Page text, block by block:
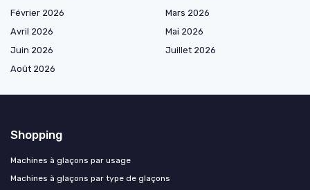
Février 2026
Mars 2026
Avril 2026
Mai 2026
Juin 2026
Juillet 2026
Août 2026
Shopping
Machines à glaçons par usage
Machines à glaçons par type de glaçons